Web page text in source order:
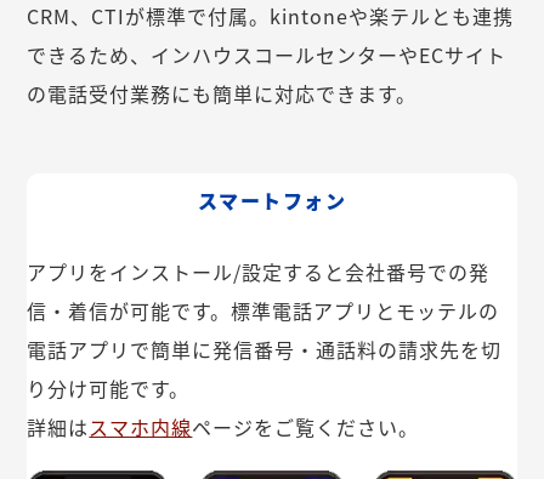
CRM、CTIが標準で付属。kintoneや楽テルとも連携
できるため、インハウスコールセンターやECサイト
の電話受付業務にも簡単に対応できます。
スマートフォン
アプリをインストール/設定すると会社番号での発
信・着信が可能です。標準電話アプリとモッテルの
電話アプリで簡単に発信番号・通話料の請求先を切
り分け可能です。
詳細はスマホ内線ページをご覧ください。